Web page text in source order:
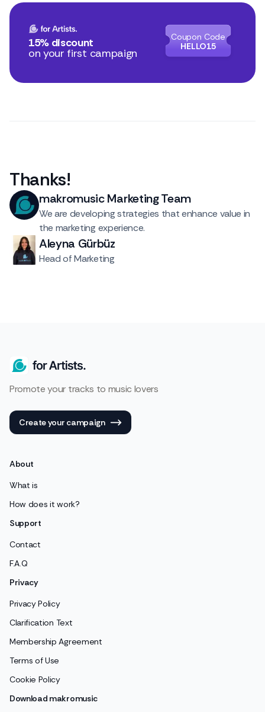
15% discount
on your first campaign
Coupon Code
HELLO15
Thanks!
makromusic Marketing Team
We are developing strategies that enhance value in
the marketing experience.
Aleyna Gürbüz
Head of Marketing
Promote your tracks to music lovers
Create your campaign
About
What is
How does it work?
Support
Contact
F.A.Q
Privacy
Privacy Policy
Clarification Text
Membership Agreement
Terms of Use
Cookie Policy
Download makromusic